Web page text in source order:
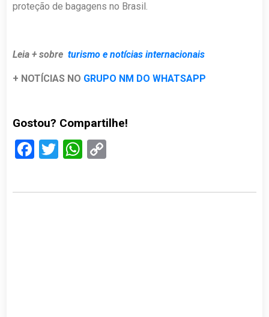
proteção de bagagens no Brasil.
Leia + sobre turismo e notícias internacionais
+ NOTÍCIAS NO GRUPO NM DO WHATSAPP
Gostou? Compartilhe!
Facebook
TwitterWhatsApp